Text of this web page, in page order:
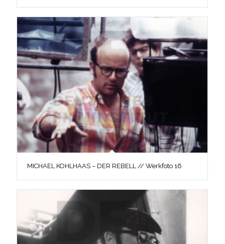
MICHAEL KOHLHAAS – DER REBELL // Werkfoto 16